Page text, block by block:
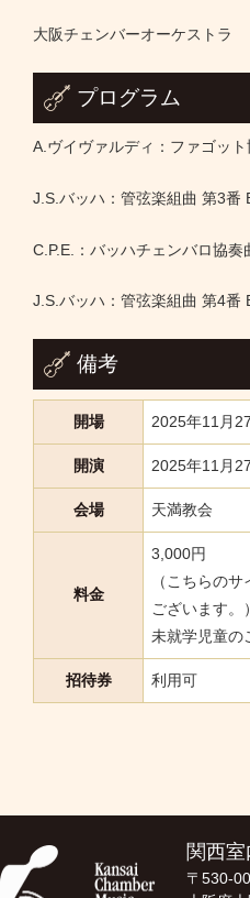
大阪チェンバーオーケストラ
プログラム
A.ヴイヴァルディ：ファゴッ
J.S.バッハ：管弦楽組曲 第3番
C.P.E.：バッハチェンバロ協
J.S.バッハ：管弦楽組曲 第4番
備考
開場 2025年11月
開演 2025年11月
会場 天満教会
料金
3,000円
（こちらの
ございます。）
未就学児童の
招待券 利用可
関西
〒530-